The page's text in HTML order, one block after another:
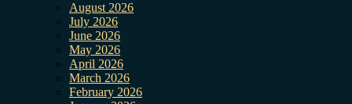
August 2026
July 2026
June 2026
May 2026
April 2026
March 2026
February 2026